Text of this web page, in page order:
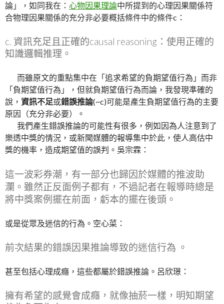
論」，如同我在： 心物因果理論中所提到的心理因果關係符
合物理因果關係的充分非必要概括條件中的條件c：
c. 資訊充足且正確的causal reasoning：使用正確的
知識邏輯推理。
而雖原文的重點集中在「追求希望的負期望值行為」而非
「負期望值行為」，但就負期望值行為而論，我發現準確的
說， 資訊不足或錯誤推論(~c)可能是產生負期望值行為的主要
原因（充分非必要）。
我們產生錯誤推論的可能性有很多，例如因為人注意到了
樂透中獎的情況，或新聞媒體的報導集中於此，使人高估中
獎的機率，造成期望值的誤判。吳宗霖：
這一波彩券潮，有一部分也歸因於媒體的推波助
瀾。雖然正反面例子都有，不過記者在報導時總是
將中獎案例擺在前面，虧本的擺在後頭。
或是從眾及迷信的行為。空心菜：
前次結果的錯誤因果推論導致的迷信行為 。
甚至包括心理成癮，這些都屬於錯誤推論。呂欣璟：
擁有希望的感覺會成癮 ，就像抽菸一樣， 明知期望